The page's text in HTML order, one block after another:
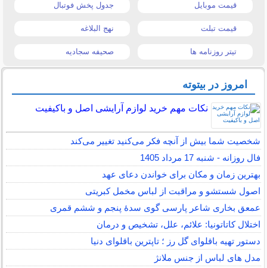
قیمت موبایل جدول پخش فوتبال
قیمت تبلت نهج البلاغه
تیتر روزنامه ها صحیفه سجادیه
امروز در بیتوته
نکات مهم خرید لوازم آرایشی اصل و باکیفیت
شخصیت شما بیش از آنچه فکر می‌کنید تغییر می‌کند
فال روزانه - شنبه 17 مرداد 1405
بهترین زمان و مکان برای خواندن دعای عهد
اصول شستشو و مراقبت از لباس مخمل کبریتی
عمعق بخاری شاعر پارسی گوی سدهٔ پنجم و ششم قمری
اختلال کاتاتونیا: علائم، علل، تشخیص و درمان
دستور تهیه باقلوای گل رز ؛ تاپترین باقلوای دنیا
مدل های لباس از جنس ملانژ